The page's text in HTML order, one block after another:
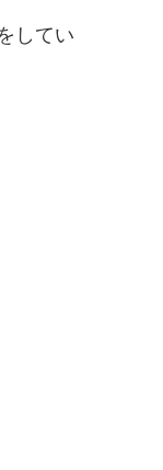
してい